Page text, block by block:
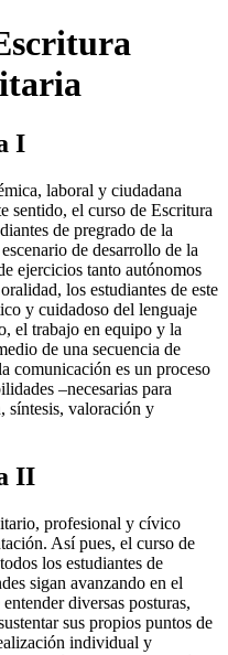
I
laboral y ciudadana
sentido, el curso de Escritura
de pregrado de la
de desarrollo de la
ejercicios tanto autónomos
los estudiantes de este
y cuidadoso del lenguaje
el trabajo en equipo y la
de una secuencia de
comunicación es un proceso
–necesarias para
síntesis, valoración y
II
profesional y cívico
Así pues, el curso de
los estudiantes de
sigan avanzando en el
diversas posturas,
sus propios puntos de
individual y